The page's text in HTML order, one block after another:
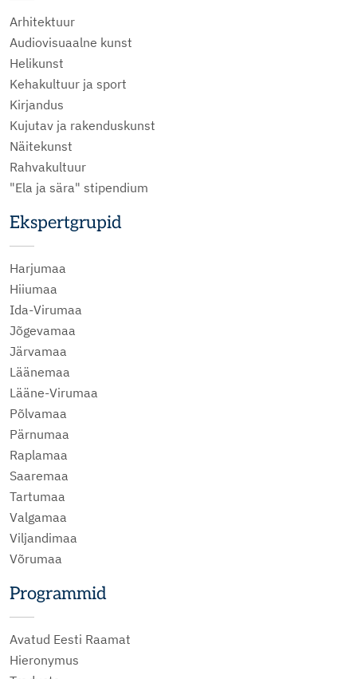
Arhitektuur
Audiovisuaalne kunst
Helikunst
Kehakultuur ja sport
Kirjandus
Kujutav ja rakenduskunst
Näitekunst
Rahvakultuur
"Ela ja sära" stipendium
Ekspertgrupid
Harjumaa
Hiiumaa
Ida-Virumaa
Jõgevamaa
Järvamaa
Läänemaa
Lääne-Virumaa
Põlvamaa
Pärnumaa
Raplamaa
Saaremaa
Tartumaa
Valgamaa
Viljandimaa
Võrumaa
Programmid
Avatud Eesti Raamat
Hieronymus